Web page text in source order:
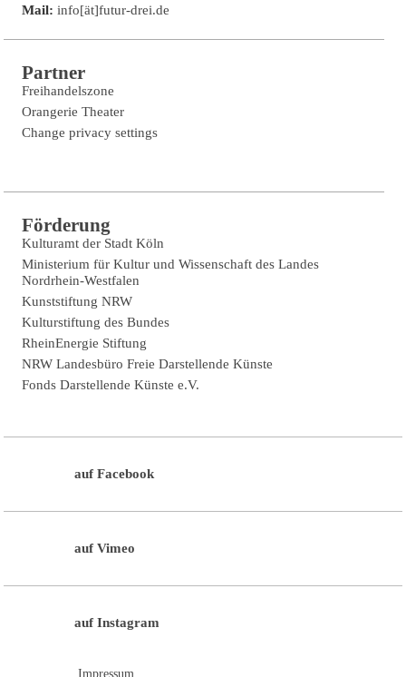
Mail:info[ät]futur-drei.de
Partner
Freihandelszone
Orangerie Theater
Change privacy settings
Förderung
Kulturamt der Stadt Köln
Ministerium für Kultur und Wissenschaft des Landes
Nordrhein-Westfalen
Kunststiftung NRW
Kulturstiftung des Bundes
RheinEnergie Stiftung
NRW Landesbüro Freie Darstellende Künste
Fonds Darstellende Künste e.V.
auf Facebook
auf Vimeo
auf Instagram
Impressum